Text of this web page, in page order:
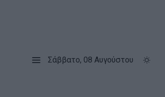
Σάββατο, 08 Αυγούστου